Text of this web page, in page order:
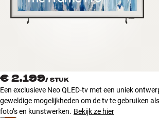
Accessoires
NIEUW
AANBIEDINGEN
€ 2.199/ STUK
Een exclusieve Neo QLED-tv met een uniek
geweldige mogelijkheden om de tv te gebruiken
foto’s en kunstwerken. Bekijk ze hier